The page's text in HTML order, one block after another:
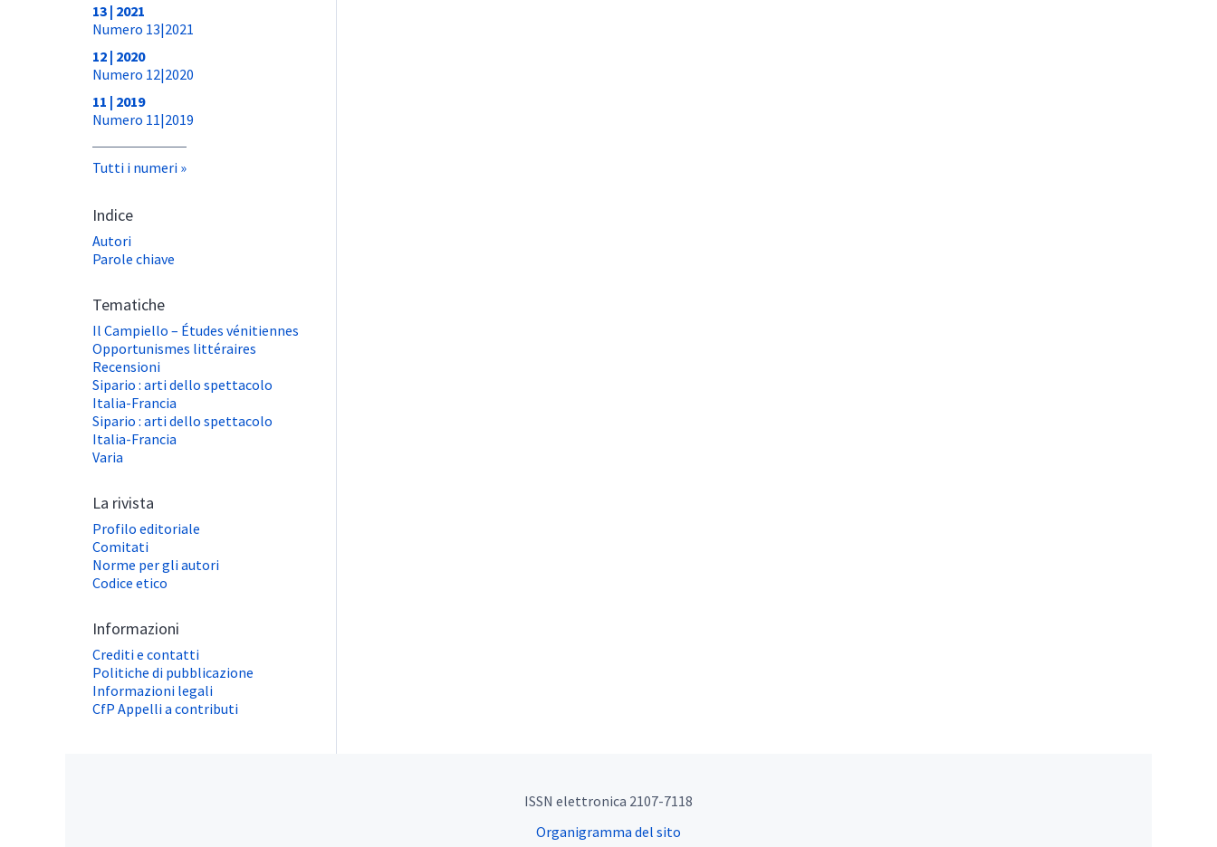
13 | 2021
Numero 13|2021
12 | 2020
Numero 12|2020
11 | 2019
Numero 11|2019
Tutti i numeri
Indice
Autori
Parole chiave
Tematiche
Il Campiello – Études vénitiennes
Opportunismes littéraires
Recensioni
Sipario : arti dello spettacolo
Italia-Francia
Sipario : arti dello spettacolo
Italia-Francia
Varia
La rivista
Profilo editoriale
Comitati
Norme per gli autori
Codice etico
Informazioni
Crediti e contatti
Politiche di pubblicazione
Informazioni legali
CfP Appelli a contributi
ISSN elettronica 2107-7118
Organigramma del sito